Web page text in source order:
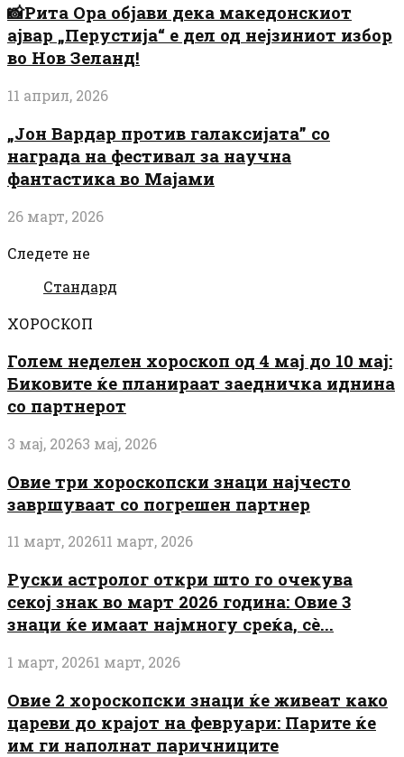
📸Рита Ора објави дека македонскиот
ајвар „Перустија“ е дел од нејзиниот избор
во Нов Зеланд!
11 април, 2026
„Јон Вардар против галаксијата” со
награда на фестивал за научна
фантастика во Мајами
26 март, 2026
Следете не
Стандард
ХОРОСКОП
Голем неделен хороскоп од 4 мај до 10 мај:
Биковите ќе планираат заедничка иднина
со партнерот
3 мај, 20263 мај, 2026
Овие три хороскопски знаци најчесто
завршуваат со погрешен партнер
11 март, 202611 март, 2026
Руски астролог откри што го очекува
секој знак во март 2026 година: Овие 3
знаци ќе имаат најмногу среќа, сè...
1 март, 20261 март, 2026
Овие 2 хороскопски знаци ќе живеат како
цареви до крајот на февруари: Парите ќе
им ги наполнат паричниците